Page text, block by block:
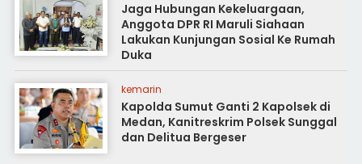
Jaga Hubungan Kekeluargaan,
Anggota DPR RI Maruli Siahaan
Lakukan Kunjungan Sosial Ke Rumah
Duka
kemarin
Kapolda Sumut Ganti 2 Kapolsek di
Medan, Kanitreskrim Polsek Sunggal
dan Delitua Bergeser